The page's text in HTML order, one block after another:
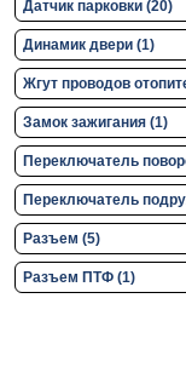
Датчик парковки (20)
Динамик двери (1)
Жгут проводов
Замок зажигания (1)
Переключатель
Переключатель
Разъем (5)
Разъем ПТФ (1)